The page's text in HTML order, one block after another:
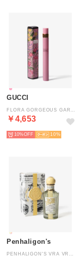
GUCCI
￥4,653
10% 10
Penhaligon's